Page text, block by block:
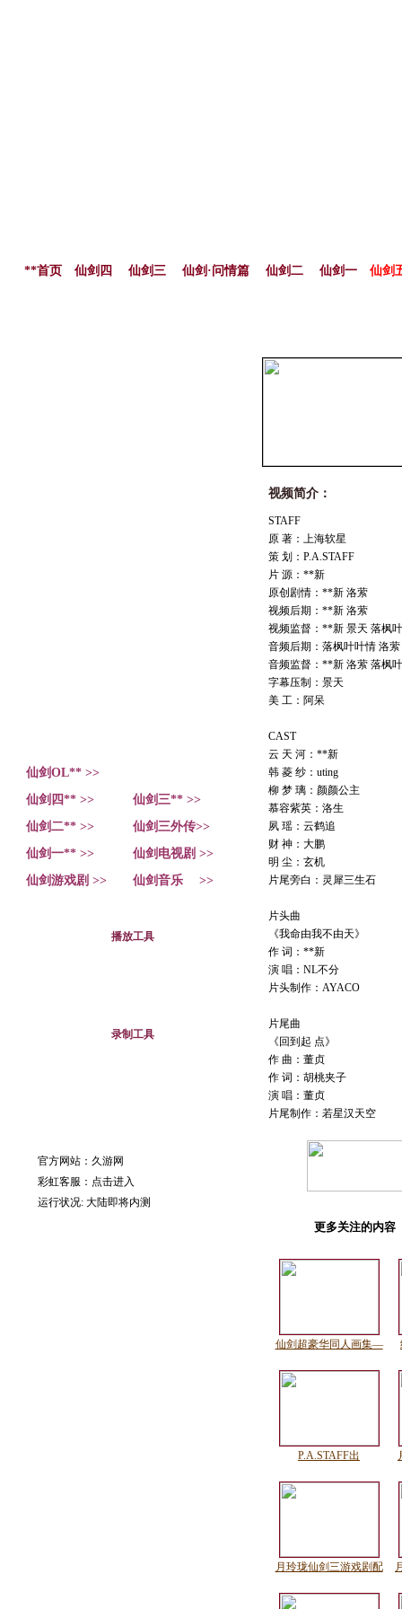
**首页 仙剑四 仙剑三 仙剑·问情篇 仙剑二 仙剑一 仙剑
仙剑OL** >>
仙剑四** >>
仙剑三** >>
仙剑二** >>
仙剑三外传>>
仙剑一** >>
仙剑电视剧 >>
仙剑游戏剧 >>
仙剑音乐 >>
播放工具
录制工具
官方网站：久游网
彩虹客服： 点击进入
运行状况: 大陆即将内测
视频简介：
STAFF
原 著：上海软星
策 划：P.A.STAFF
片 源：**新
原创剧情：**新 洛萦
视频后期：**新 洛萦
视频监督：**新 景天 落枫
音频后期：落枫叶叶情 洛萦
音频监督：**新 洛萦 落枫
字幕压制：景天
美 工：阿呆
CAST
云 天 河：**新
韩 菱 纱：uting
柳 梦 璃：颜颜公主
慕容紫英：洛生
夙 瑶：云鹤追
财 神：大鹏
明 尘：玄机
片尾旁白：灵犀三生石
片头曲
《我命由我不由天》
作 词：**新
演 唱：NL不分
片头制作：AYACO
片尾曲
《回到起 点》
作 曲：董贞
作 词：胡桃夹子
演 唱：董贞
片尾制作：若星汉天空
更多关注的内容
仙剑超豪华同人画集—
P.A.STAFF出
月玲珑仙剑三游戏剧配